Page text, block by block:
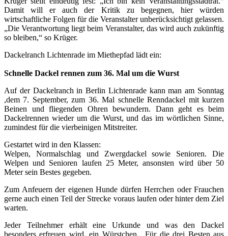
Damit will er auch der Kritik zu begegnen, hier würden
wirtschaftliche Folgen für die Veranstalter unberücksichtigt gelassen.
„Die Verantwortung liegt beim Veranstalter, das wird auch zukünftig
so bleiben,“ so Krüger.
Dackelranch Lichtenrade im Miethepfad lädt ein:
Schnelle Dackel rennen zum 36. Mal um die Wurst
Auf der Dackelranch in Berlin Lichtenrade kann man am Sonntag
,dem 7. September, zum 36. Mal schnelle Renndackel mit kurzen
Beinen und fliegenden Ohren bewundern. Dann geht es beim
Dackelrennen wieder um die Wurst, und das im wörtlichen Sinne,
zumindest für die vierbeinigen Mitstreiter.
Gestartet wird in den Klassen:
Welpen, Normalschlag und Zwergdackel sowie Senioren. Die
Welpen und Senioren laufen 25 Meter, ansonsten wird über 50
Meter sein Bestes gegeben.
Zum Anfeuern der eigenen Hunde dürfen Herrchen oder Frauchen
gerne auch einen Teil der Strecke voraus laufen oder hinter dem Ziel
warten.
Jeder Teilnehmer erhält eine Urkunde und was den Dackel
besonders erfreuen wird, ein Würstchen. Für die drei Besten aus